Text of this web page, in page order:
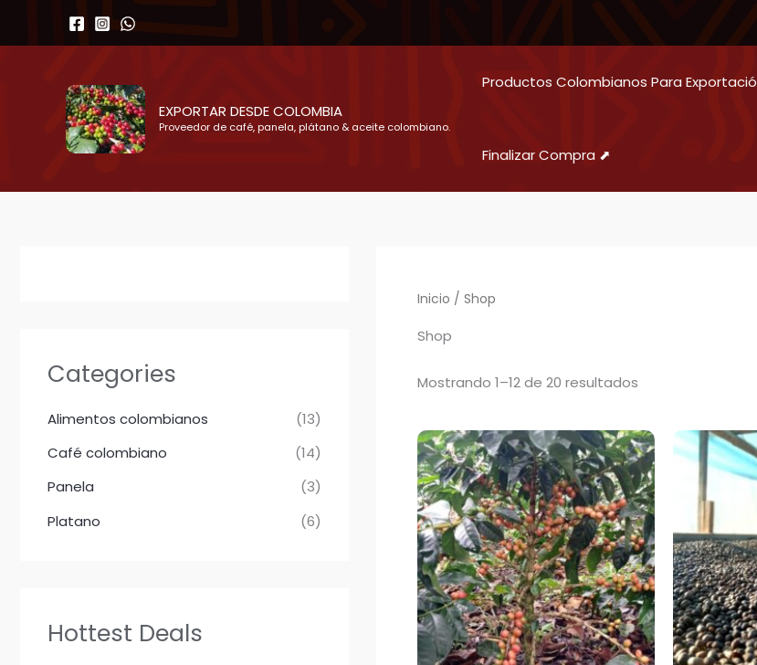
EXPORTAR DESDE COLOMBIA
Proveedor de café, panela, plátano & aceite colombiano.
Productos Colombianos Para
Finalizar Compra ⬈
Categories
Alimentos colombianos
(13)
Café colombiano
(14)
Panela
(3)
Platano
(6)
Hottest Deals
Inicio / Shop
Shop
Mostrando 1–12 de 20 resultados
a
bajo